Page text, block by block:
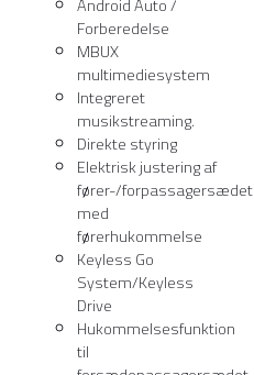
Forberedelse
MBUX
multimediesystem
Integreret
musikstreaming.
Direkte styring
Elektrisk justering af
fører-/forpassagersædet
med
førerhukommelse
Keyless Go
System/Keyless
Drive
Hukommelsesfunktion
til